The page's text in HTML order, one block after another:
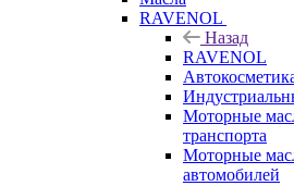
RAVENOL
Назад
RAVENOL
Моторные
транспорта
Моторные
автомобилей